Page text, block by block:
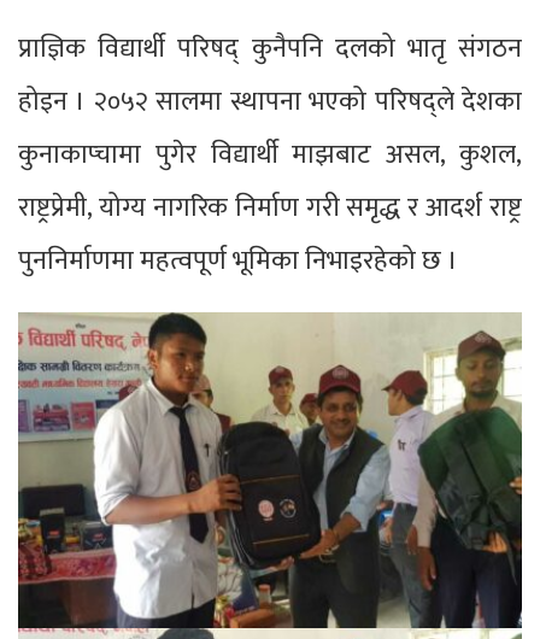
प्राज्ञिक विद्यार्थी परिषद् कुनैपनि दलको भातृ संगठन
होइन । २०५२ सालमा स्थापना भएको परिषद्ले देशका
कुनाकाप्चामा पुगेर विद्यार्थी माझबाट असल, कुशल,
राष्ट्रप्रेमी, योग्य नागरिक निर्माण गरी समृद्ध र आदर्श राष्ट्र
पुननिर्माणमा महत्वपूर्ण भूमिका निभाइरहेको छ ।